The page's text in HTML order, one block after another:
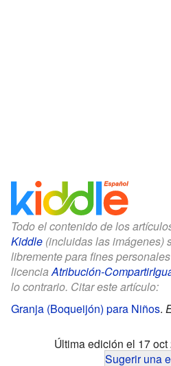
Todo el contenido de los
Kiddle (incluidas las imágenes)
libremente para fines
licenciaAtribución-
lo contrario. Citar este artículo:
Granja (Boqueijón) para Niños.
Última edición el 17
Sugerir una